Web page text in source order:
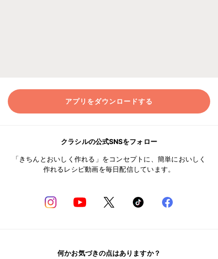
アプリをダウンロードする
クラシルの公式SNSをフォロー
「きちんとおいしく作れる」をコンセプトに、簡単においしく
作れるレシピ動画を毎日配信しています。
何かお気づきの点はありますか？